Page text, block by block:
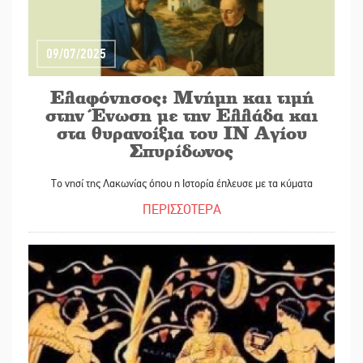
09/07/2025
Ελαφόνησος: Μνήμη και τιμή
στην Ένωση με την Ελλάδα και
στα θυρανοίξια του ΙΝ Αγίου
Σπυρίδωνος
Το νησί της Λακωνίας όπου η Ιστορία έπλευσε με τα κύματα
ΠΕΡΙΣΣΟΤΕΡΑ